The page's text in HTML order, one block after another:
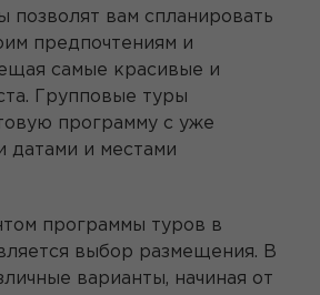
позволят вам спланировать
предпочтениям и
самые красивые и
Групповые туры
программу с уже
датами и местами
программы туров в
выбор размещения. В
варианты, начиная от